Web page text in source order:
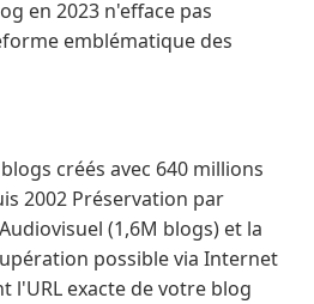
en 2023 n'efface pas
emblématique des
créés avec 640 millions
2002 Préservation par
(1,6M blogs) et la
possible via Internet
l'URL exacte de votre blog